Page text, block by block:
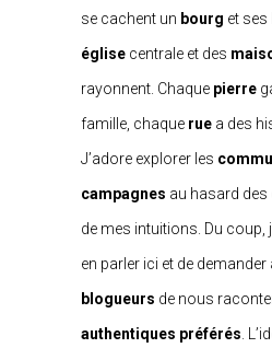
se cachent un bourg et ses
église centrale et des
rayonnent. Chaque pierre
famille, chaque rue a des
J’adore explorer les
campagnes au hasard des
de mes intuitions. Du coup,
en parler ici et de
blogueurs de nous
authentiques préférés .